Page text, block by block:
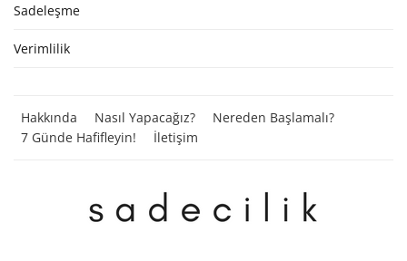
Sadeleşme
Verimlilik
Hakkında Nasıl Yapacağız?
Nereden Başlamalı?
7 Günde Hafifleyin!
İletişim